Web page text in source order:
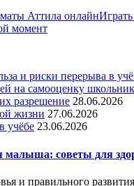
момент
и риски перерыва в
на самооценку
разрешение 28.06.2026
жизни 27.06.2026
учёбе 23.06.2026
советы для
и правильного